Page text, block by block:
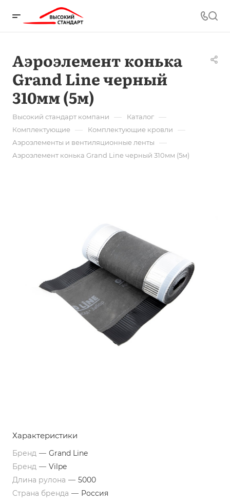
Аэроэлемент конька
Grand Line черный
310мм (5м)
Высокий стандарт компани — Каталог —
Комплектующие — Комплектующие кровли —
Аэроэлементы и вентиляционные ленты —
Аэроэлемент конька Grand Line черный 310мм (5м)
Характеристики
Бренд — Grand Line
Бренд — Vilpe
Длина рулона — 5000
Страна бренда — Россия